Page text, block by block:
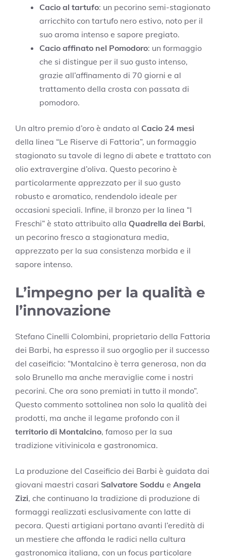
Cacio al tartufo: un pecorino semi-stagionato
arricchito con tartufo nero estivo, noto per il
suo aroma intenso e sapore pregiato.
Cacio affinato nel Pomodoro: un formaggio
che si distingue per il suo gusto intenso,
grazie all’affinamento di 70 giorni e al
trattamento della crosta con passata di
pomodoro.
Un altro premio d’oro è andato al Cacio 24 mesi
della linea “Le Riserve di Fattoria”, un formaggio
stagionato su tavole di legno di abete e trattato con
olio extravergine d’oliva. Questo pecorino è
particolarmente apprezzato per il suo gusto
robusto e aromatico, rendendolo ideale per
occasioni speciali. Infine, il bronzo per la linea “I
Freschi” è stato attribuito alla Quadrella dei Barbi,
un pecorino fresco a stagionatura media,
apprezzato per la sua consistenza morbida e il
sapore intenso.
L’impegno per la qualità e
l’innovazione
Stefano Cinelli Colombini, proprietario della Fattoria
dei Barbi, ha espresso il suo orgoglio per il successo
del caseificio: “Montalcino è terra generosa, non da
solo Brunello ma anche meraviglie come i nostri
pecorini. Che ora sono premiati in tutto il mondo”.
Questo commento sottolinea non solo la qualità dei
prodotti, ma anche il legame profondo con il
territorio di Montalcino, famoso per la sua
tradizione vitivinicola e gastronomica.
La produzione del Caseificio dei Barbi è guidata dai
giovani maestri casari Salvatore Soddu e Angela
Zizi, che continuano la tradizione di produzione di
formaggi realizzati esclusivamente con latte di
pecora. Questi artigiani portano avanti l’eredità di
un mestiere che affonda le radici nella cultura
gastronomica italiana, con un focus particolare